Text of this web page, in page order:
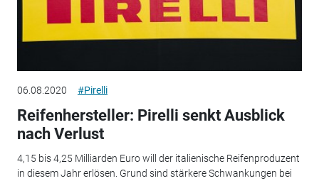
06.08.2020 #Pirelli
Reifenhersteller: Pirelli senkt Ausblick
nach Verlust
4,15 bis 4,25 Milliarden Euro will der italienische Reifenproduzent
in diesem Jahr erlösen. Grund sind stärkere Schwankungen bei